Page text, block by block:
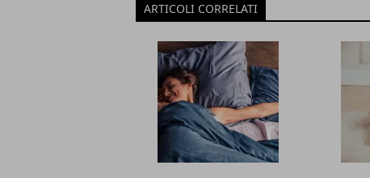
ARTICOLI CORRELATI